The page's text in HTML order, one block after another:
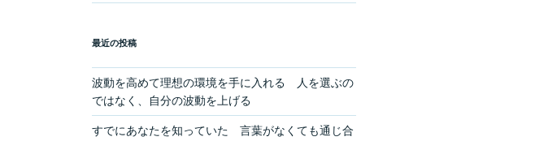
最近の投稿
波動を高めて理想の環境を手に入れる 人を選ぶの
ではなく、自分の波動を上げる
すでにあなたを知っていた 言葉がなくても通じ合